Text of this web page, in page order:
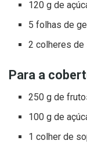
120 g de
5 folhas de
2 colheres de
Para a
250 g de
100 g de
1 colher de